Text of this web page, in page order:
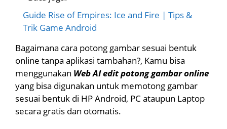
Guide Rise of Empires: Ice and Fire | Tips &
Trik Game Android
Bagaimana cara potong gambar sesuai bentuk
online tanpa aplikasi tambahan?, Kamu bisa
menggunakan Web AI edit potong gambar online
yang bisa digunakan untuk memotong gambar
sesuai bentuk di HP Android, PC ataupun Laptop
secara gratis dan otomatis.